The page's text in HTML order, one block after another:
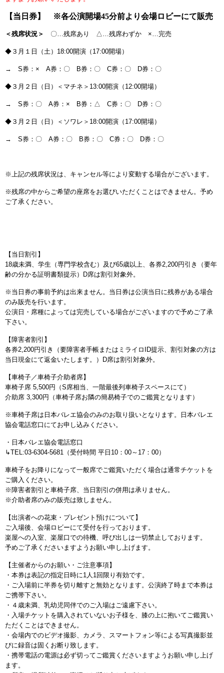
【当日券】 ※各公演開場45分前より会場ロビーにて販売
＜残席状況＞ 〇…残席あり △…残席わずか ×…完売
◆３月１日（土）18:00開演（17:00開場）
→ S券：× A券：〇 B券：〇 C券：〇 D券：〇
◆３月２日（日）＜マチネ＞13:00開演（12:00開場）
→ S券：〇 A券：× B券：△ C券：〇 D券：〇
◆３月２日（日）＜ソワレ＞18:00開演（17:00開場）
→ S券：〇 A券：〇 B券：〇 C券：〇 D券：〇
※上記の残席状況は、キャンセル等により変動する場合がございます。
※残席の中からご希望の座席をお選びいただくことはできません。予め
ご了承ください。
【当日割引】
18歳未満、学生（専門学校含む）及び65歳以上、各券2,200円引き（要年
齢の分かる証明書類提示）D席は割引対象外。
※当日券の事前予約は出来ません。当日券は公演当日に残券がある場合
のみ販売を行います。
公演日・席種によっては完売している場合がございますので予めご了承
下さい。
【障害者割引】
各券2,200円引き（要障害者手帳またはミライロID提示、割引対象の方は
当日現金にて返金いたします。）D席は割引対象外。
【車椅子／車椅子介助者席】
車椅子席 5,500円（S席相当、一階最後列車椅子スペースにて）
介助席 3,300円（車椅子席お隣の簡易椅子でのご鑑賞となります）
※車椅子席は日本バレエ協会のみのお取り扱いとなります。日本バレエ
協会電話窓口にてお申し込みください。
・日本バレエ協会電話窓口
↳TEL:03-6304-5681（受付時間 平日10：00～17：00）
車椅子をお降りになって一般席でご鑑賞いただく場合は通常チケットを
ご購入ください。
※障害者割引と車椅子席、当日割引の併用は承りません。
※介助者席のみの販売は致しません。
【出演者への花束・プレゼント預けについて】
ご入場後、会場ロビーにて受付を行っております。
楽屋への入室、楽屋口での待機、呼び出しは一切禁止しております。
予めご了承くださいますようお願い申し上げます。
【主催者からのお願い・ご注意事項】
・本券は表記の指定日時に1人1回限り有効です。
・ご入場前に半券を切り離すと無効となります。公演終了時まで本券は
ご携帯下さい。
・４歳未満、乳幼児同伴でのご入場はご遠慮下さい。
・入場チケットを購入されていないお子様を、膝の上に抱いてご鑑賞い
ただくことはできません。
・会場内でのビデオ撮影、カメラ、スマートフォン等による写真撮影並
びに録音は固くお断り致します。
・携帯電話の電源は必ず切ってご鑑賞くださいますようお願い申し上げ
ます。